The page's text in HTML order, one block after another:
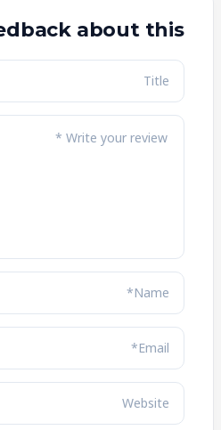
about this